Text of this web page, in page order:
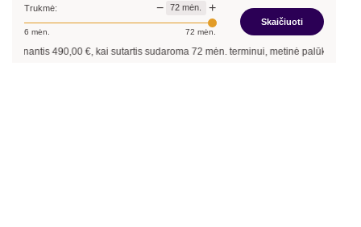
Trukmė: − 72 mėn. +
6 mėn. 72 mėn.
Skaičiuoti
490,00€, kai sutartis sudaroma72mėn. terminui, metinė palūkanų norma –